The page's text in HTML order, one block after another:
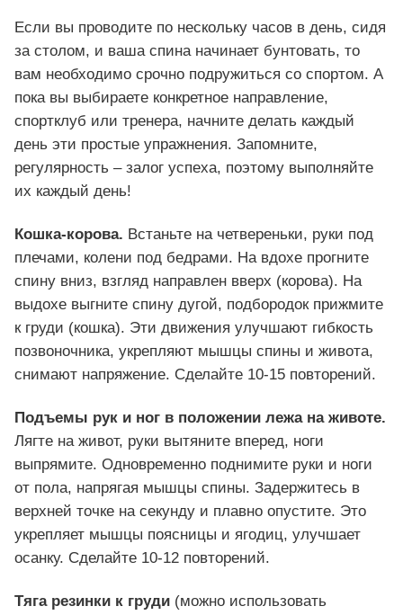
Если вы проводите по нескольку часов в день, сидя
за столом, и ваша спина начинает бунтовать, то
вам необходимо срочно подружиться со спортом. А
пока вы выбираете конкретное направление,
спортклуб или тренера, начните делать каждый
день эти простые упражнения. Запомните,
регулярность – залог успеха, поэтому выполняйте
их каждый день!
Кошка-корова. Встаньте на четвереньки, руки под
плечами, колени под бедрами. На вдохе прогните
спину вниз, взгляд направлен вверх (корова). На
выдохе выгните спину дугой, подбородок прижмите
к груди (кошка). Эти движения улучшают гибкость
позвоночника, укрепляют мышцы спины и живота,
снимают напряжение. Сделайте 10-15 повторений.
Подъемы рук и ног в положении лежа на животе.
Лягте на живот, руки вытяните вперед, ноги
выпрямите. Одновременно поднимите руки и ноги
от пола, напрягая мышцы спины. Задержитесь в
верхней точке на секунду и плавно опустите. Это
укрепляет мышцы поясницы и ягодиц, улучшает
осанку. Сделайте 10-12 повторений.
Тяга резинки к груди (можно использовать